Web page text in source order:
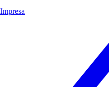
Impresa